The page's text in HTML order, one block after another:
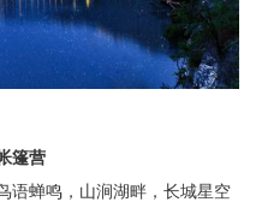
篷营
语蝉鸣，山涧湖畔，长城星空